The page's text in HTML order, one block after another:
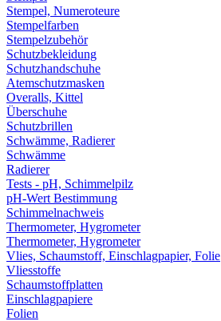
Stempel, Numeroteure
Stempelfarben
Stempelzubehör
Schutzbekleidung
Schutzhandschuhe
Atemschutzmasken
Overalls, Kittel
Überschuhe
Schutzbrillen
Schwämme, Radierer
Schwämme
Radierer
Tests - pH, Schimmelpilz
pH-Wert Bestimmung
Schimmelnachweis
Thermometer, Hygrometer
Thermometer, Hygrometer
Vlies, Schaumstoff, Einschlagpapier, Folie
Vliesstoffe
Schaumstoffplatten
Einschlagpapiere
Folien